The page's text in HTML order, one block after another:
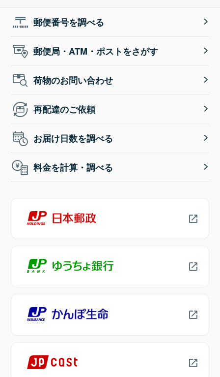
郵便番号を調べる
郵便局・ATM・ポストをさがす
荷物のお問い合わせ
再配達のご依頼
お届け日数を調べる
料金を計算・調べる